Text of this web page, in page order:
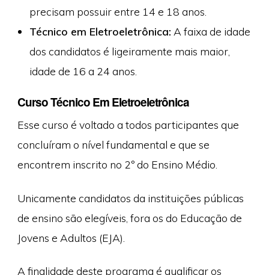
precisam possuir entre 14 e 18 anos.
Técnico em Eletroeletrônica: A faixa de idade
dos candidatos é ligeiramente mais maior,
idade de 16 a 24 anos.
Curso Técnico Em Eletroeletrônica
Esse curso é voltado a todos participantes que
concluíram o nível fundamental e que se
encontrem inscrito no 2º do Ensino Médio.
Unicamente candidatos da instituições públicas
de ensino são elegíveis, fora os do Educação de
Jovens e Adultos (EJA).
A finalidade deste programa é qualificar os